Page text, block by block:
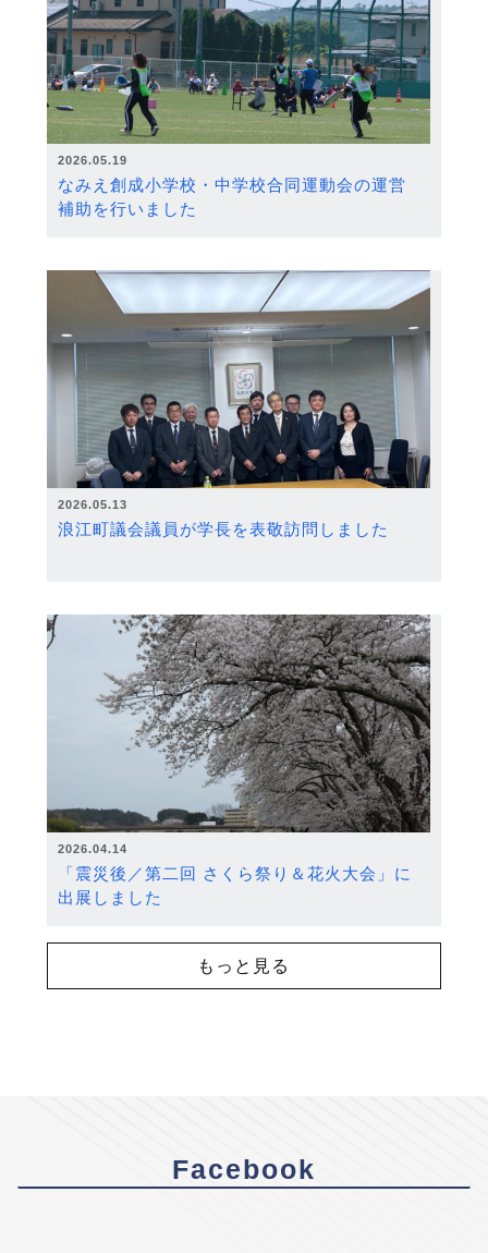
2026.05.19
なみえ創成小学校・中学校合同運動会の運営
補助を行いました
2026.05.13
浪江町議会議員が学長を表敬訪問しました
2026.04.14
「震災後／第二回 さくら祭り＆花火大会」に
出展しました
もっと見る
Facebook